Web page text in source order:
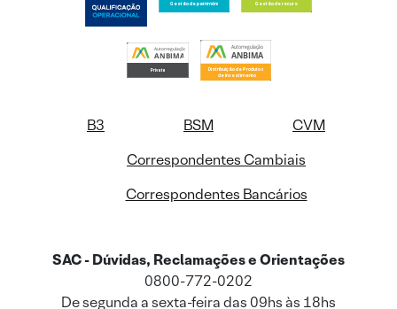
B3 BSM
CVM
Correspondentes Cambiais
Correspondentes Bancários
SAC - Dúvidas, Reclamações e Orientações
0800-772-0202
De segunda a sexta-feira das 09hs às 18hs